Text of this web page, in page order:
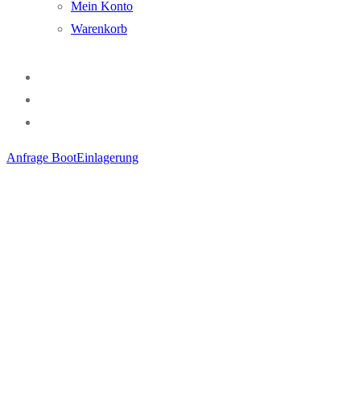
Mein Konto
Warenkorb
Anfrage BootEinlagerung